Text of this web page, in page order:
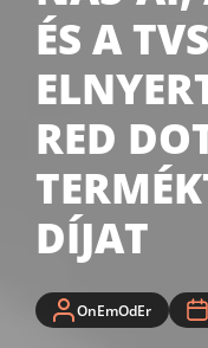
ÉS A
RED
DÍJAT
OnEmOdEr